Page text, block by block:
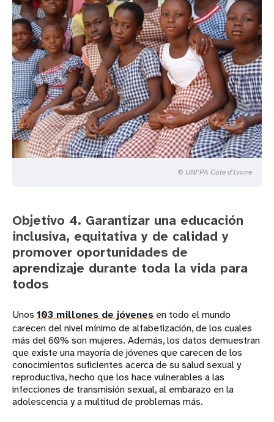
© UNFPA Cote d'Ivoire
Objetivo 4. Garantizar una educación
inclusiva, equitativa y de calidad y
promover oportunidades de
aprendizaje durante toda la vida para
todos
Unos 103 millones de jóvenes en todo el mundo
carecen del nivel mínimo de alfabetización, de los cuales
más del 60% son mujeres. Además, los datos demuestran
que existe una mayoría de jóvenes que carecen de los
conocimientos suficientes acerca de su salud sexual y
reproductiva, hecho que los hace vulnerables a las
infecciones de transmisión sexual, al embarazo en la
adolescencia y a multitud de problemas más.